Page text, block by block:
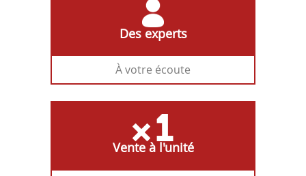
Des experts
À votre écoute
Vente à l'unité